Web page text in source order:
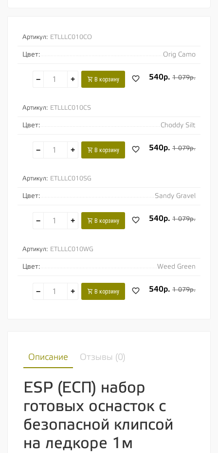
Артикул: ETLLLC010CO
Цвет: Orig Camo
540р. 1 079р.
− + В корзину
Артикул: ETLLLC010CS
Цвет: Choddy Silt
540р. 1 079р.
− + В корзину
Артикул: ETLLLC010SG
Цвет: Sandy Gravel
540р. 1 079р.
− + В корзину
Артикул: ETLLLC010WG
Цвет: Weed Green
540р. 1 079р.
− + В корзину
Описание Отзывы (0)
ESP (ЕСП) набор
готовых оснасток с
безопасной клипсой
на ледкоре 1м